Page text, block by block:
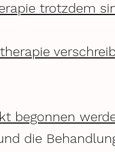
trotzdem
begonnen
die